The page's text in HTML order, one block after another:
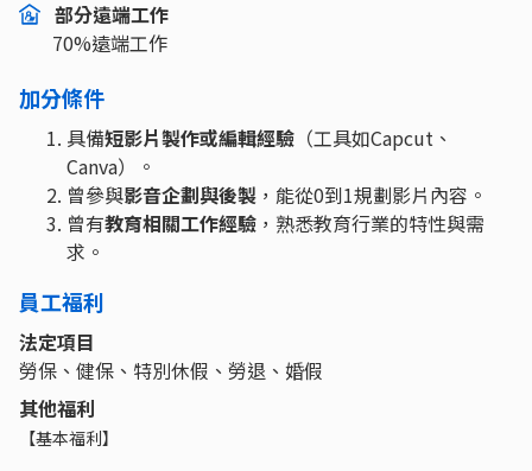
部分遠端工作
70%遠端工作
加分條件
具備短影片製作或編輯經驗 （工具如Capcut、
Canva）。
曾參與影音企劃與後製 ，能從0到1規劃影片內容。
曾有教育相關工作經驗 ，熟悉教育行業的特性與需
求。
員工福利
法定項目
勞保、健保、特別休假、勞退、婚假
其他福利
【基本福利】